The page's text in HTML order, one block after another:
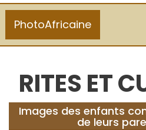
PhotoAfricaine
RITES ET
Images des enfants
de leurs